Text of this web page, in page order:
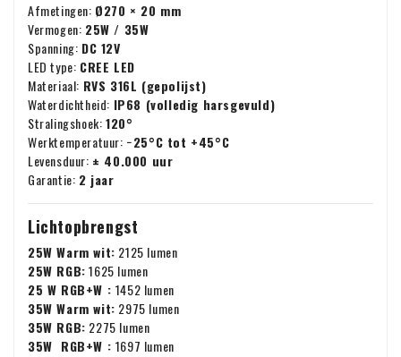
Afmetingen: Ø270 × 20 mm
Vermogen: 25W / 35W
Spanning: DC 12V
LED type: CREE LED
Materiaal: RVS 316L (gepolijst)
Waterdichtheid: IP68 (volledig harsgevuld)
Stralingshoek:120°
Werktemperatuur: −25°C tot +45°C
Levensduur: ± 40.000 uur
Garantie: 2 jaar
Lichtopbrengst
25W Warm wit: 2125 lumen
25W RGB:1625 lumen
25 W RGB+W : 1452 lumen
35W Warm wit: 2975 lumen
35W RGB: 2275 lumen
35W RGB+W : 1697 lumen